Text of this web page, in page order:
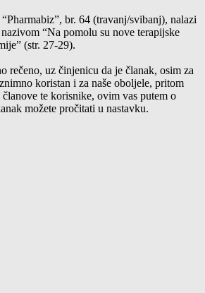
br. 64 (travanj/svibanj), nalazi
“Na pomolu su nove terapijske
(str. 27-29).
rečeno, uz činjenicu da je članak, osim za
koristan i za naše oboljele, pritom
te korisnike, ovim vas putem o
možete pročitati u nastavku.